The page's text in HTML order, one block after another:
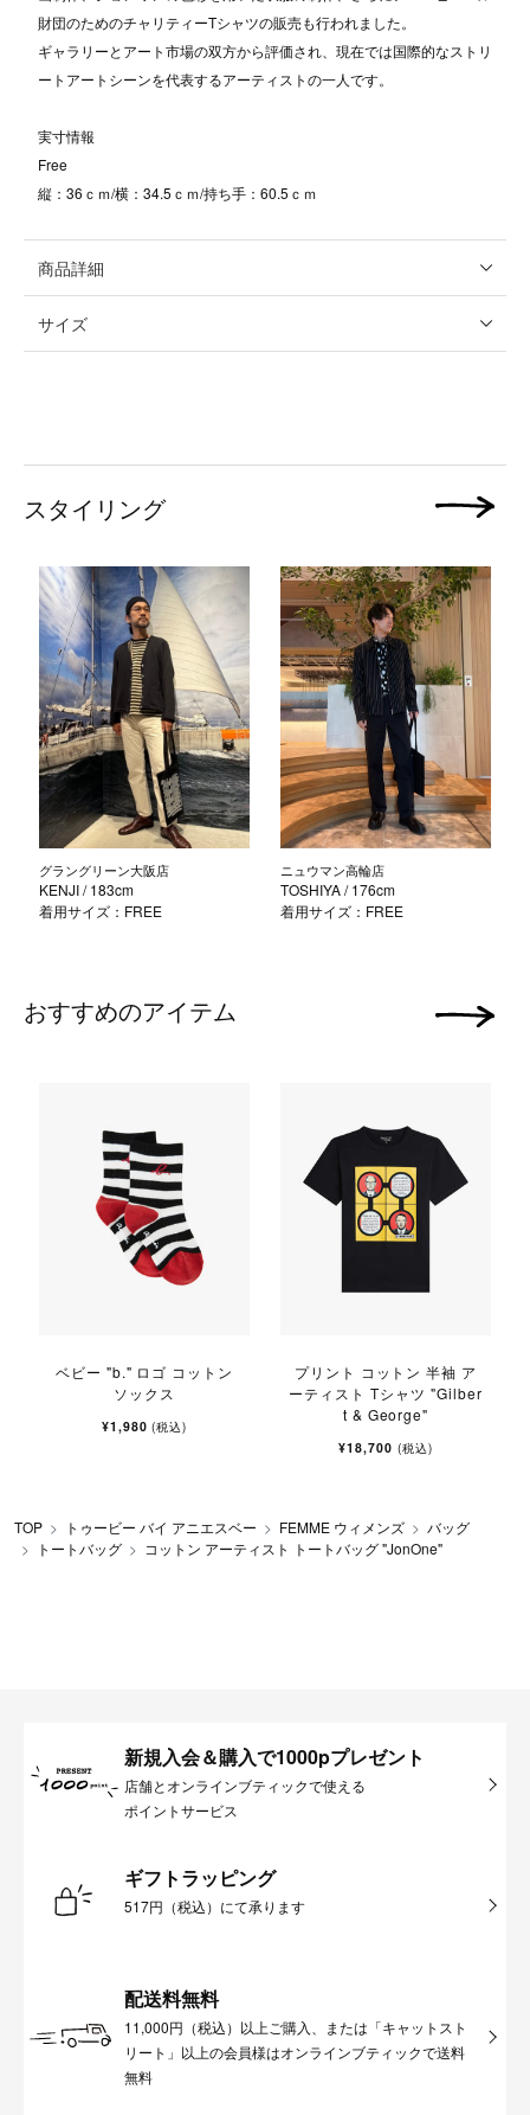
財団のためのチャリティーTシャツの販売も行われました。
ギャラリーとアート市場の双方から評価され、現在では国際的なストリ
ートアートシーンを代表するアーティストの一人です。
実寸情報
Free
縦：36ｃｍ/横：34.5ｃｍ/持ち手：60.5ｃｍ
商品詳細
サイズ
スタイリング
グラングリーン大阪店
KENJI/ 183cm
着用サイズ：FREE
ニュウマン高輪店
TOSHIYA/ 176cm
着用サイズ：FREE
次の画像
おすすめのアイテム
ベビー "b." ロゴ コットン
ソックス
¥1,980(税込)
プリント コットン 半袖 ア
ーティスト Tシャツ "Gilber
t & George"
¥18,700 (税込)
次の画像
TOP トゥービー バイ アニエスベー FEMME ウィメンズ
バッグ
トートバッグ
コットン アーティスト トートバッグ "JonOne"
新規入会＆購入で1000pプレゼント
店舗とオンラインブティックで使える
ポイントサービス
ギフトラッピング
517円（税込）にて承ります
配送料無料
11,000円（税込）以上ご購入、または「キャットスト
リート」以上の会員様はオンラインブティックで送料
無料